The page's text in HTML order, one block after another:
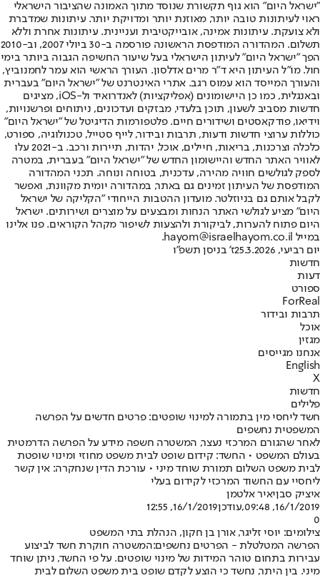
"ישראל היום" הוא גוף תקשורת שנוסד מתוך האמונה שהציבור הישראלי
ראוי לעיתונות טובה יותר, מאוזנת יותר ומדויקת יותר. עיתונות שמדברת
ולא צועקת. עיתונות אמינה, אובייקטיבית ועניינית. עיתונות אחרת וללא
תשלום. המהדורה המודפסת הראשונה פורסמה ב-30 ביולי 2007, וב-2010
הפך "ישראל היום" לעיתון הישראלי בעל שיעור החשיפה הגבוה ביותר בימי
חול. מו"ל העיתון היא ד"ר מרים אדלסון. העורך הראשי הוא עמר לחמנוביץ,
והעורך המייסד הוא עמוס רגב. אתרי האינטרנט של "ישראל היום" בעברית
ובאנגלית, כמו כן היישומונים (אפליקציות) לאנדרואיד ול-iOS, מציגים
חדשות מסביב לשעון, תוכן בלעדי, מבזקים ועדכונים, ניתוחים ופרשנויות,
וידיאו, פודקאסטים ושידורים חיים. פלטפורמות הדיגיטל של "ישראל היום"
כוללות ערוצי חדשות ודעות, תרבות ובידור, לייף סטייל, טכנולוגיה, ספורט,
כלכלה וצרכנות, בריאות, חיילים, אוכל, יהדות, תיירות ורכב. ב-2021 עלו
לאוויר האתר החדש והיישומון החדש של "ישראל היום" בעברית, במטרה
לספק לגולשים חוויה מהירה, עדכנית, בטוחה ונוחה. תכני המהדורה
המודפסת של העיתון זמינים גם באתר, במהדורה יומית מקוונת, ואפשר
לקבל אותם גם בניוזלטר. מועדון ההטבות הייחודי "הקליקה של ישראל
היום" מציע לגולשי האתר הנחות ומבצעים על מוצרים ושירותים. ישראל
היום פתוח להערות, לביקורת ולהצעות לשיפור מקהל הקוראים. פנו אלינו
במייל hayom@israelhayom.co.il.
יום רביעי, 25.3.2026
ז' בניסן תשפ"ו
חדשות
דעות
ספורט
ForReal
תרבות ובידור
אוכל
מגזין
אנחנו מגייסים
English
X
חדשות
פלילים
חשד ליחסי מין בתמורה למינוי שופטים: פרטים חדשים על הפרשה
המשפטית נחשפים
לאחר שהגורם המרכזי נעצר, המשטרה חשפה מידע על הפרשה הדרמטית
בעולם המשפט • החשד: קידום שופט לבית משפט מחוזי ומינוי שופטת
לבית משפט השלום תמורת שוחד מיני • עורכת הדין שנחקרה: אין קשר
ליחסיי עם החשוד המרכזי לקידום בעלי
איציק סבןיאיר אלטמן
16/1/2019, 09:48
,עודכן16/1/2019, 12:55
0
צילומים: יוסי זליגר, אורן בן חקון, הנהלת בתי המשפט
הפרשה המטלטלת - הפרטים נחשפים:המשטרה חוקרת חשד לביצוע
עבירות בתחום טוהר המידות של מינוי שופטים. על פי החשד, ניתן שוחד
מיני. בין היתר, נחשד כי הוצע לקדם שופט בית משפט השלום לבית